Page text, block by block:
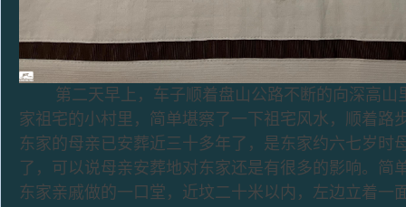
第二天早上，车子顺着盘山公路不断的向深高山
家祖宅的小村里，简单堪察了一下祖宅风水，顺着路
东家的母亲已安葬近三十多年了，是东家约六七岁时
了，可以说母亲安葬地对东家还是有很多的影响。简
东家亲戚做的一口堂，近坟二十米以内，左边立着一